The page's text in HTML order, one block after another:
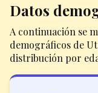
Datos
A continuación se
demográficos de
distribución por